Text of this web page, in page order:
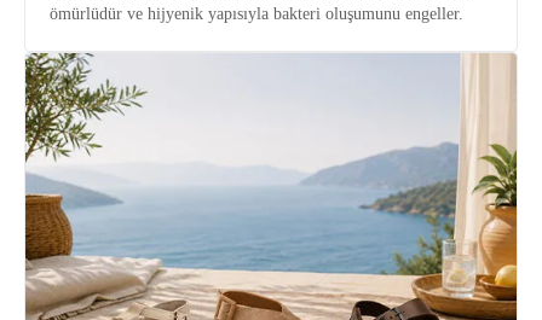
ömürlüdür ve hijyenik yapısıyla bakteri oluşumunu engeller.